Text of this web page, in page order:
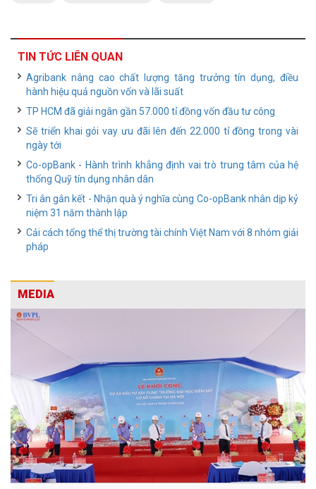
TIN TỨC LIÊN QUAN
Agribank nâng cao chất lượng tăng trưởng tín dụng, điều
hành hiệu quả nguồn vốn và lãi suất
TP HCM đã giải ngân gần 57.000 tỉ đồng vốn đầu tư công
Sẽ triển khai gói vay ưu đãi lên đến 22.000 tỉ đồng trong vài
ngày tới
Co-opBank - Hành trình khẳng định vai trò trung tâm của hệ
thống Quỹ tín dụng nhân dân
Tri ân gắn kết - Nhận quà ý nghĩa cùng Co-opBank nhân dịp kỷ
niệm 31 năm thành lập
Cải cách tổng thể thị trường tài chính Việt Nam với 8 nhóm giải
pháp
MEDIA